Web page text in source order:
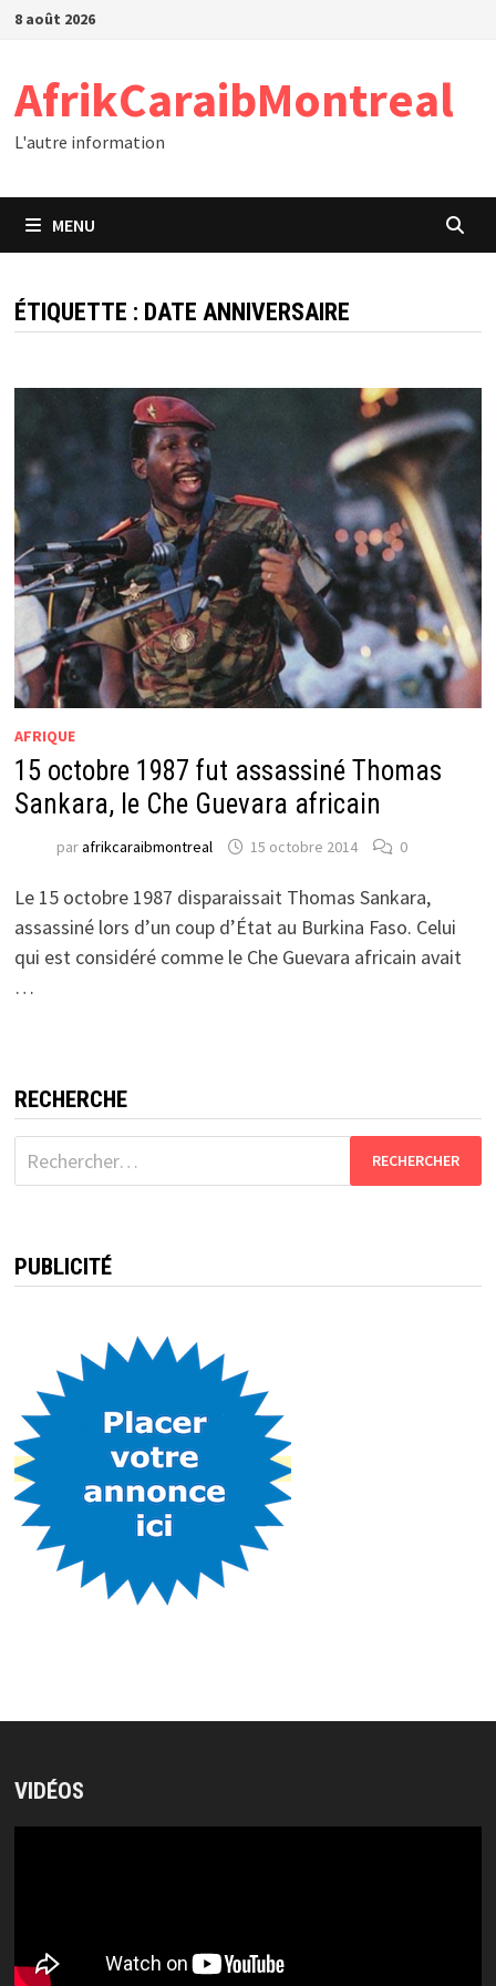
Passer
8 août 2026
AfrikCaraibMontreal
L'autre information
MENU
ÉTIQUETTE : DATE ANNIVERSAIRE
AFRIQUE
15 octobre 1987 fut assassiné Thomas
Sankara, le Che Guevara africain
parafrikcaraibmontreal 15 octobre 2014 0
Le 15 octobre 1987 disparaissait Thomas Sankara,
assassiné lors d’un coup d’État au Burkina Faso. Celui
qui est considéré comme le Che Guevara africain avait
…
RECHERCHE
Rechercher :
PUBLICITÉ
VIDÉOS